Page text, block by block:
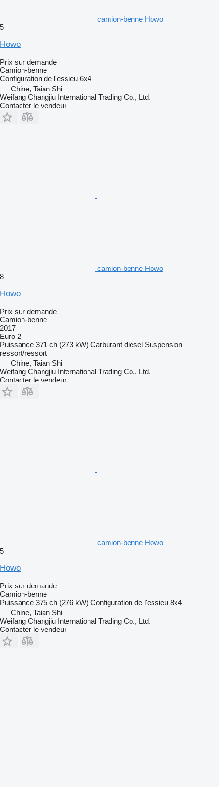
camion-benne Howo
5
Howo
Prix sur demande
Camion-benne
Configuration de l'essieu 6x4
Chine, Taian Shi
Weifang Changjiu International Trading Co., Ltd.
Contacter le vendeur
camion-benne Howo
8
Howo
Prix sur demande
Camion-benne
2017
Euro 2
Puissance 371 ch (273 kW) Carburant diesel Suspension
ressort/ressort
Chine, Taian Shi
Weifang Changjiu International Trading Co., Ltd.
Contacter le vendeur
camion-benne Howo
5
Howo
Prix sur demande
Camion-benne
Puissance 375 ch (276 kW) Configuration de l'essieu 8x4
Chine, Taian Shi
Weifang Changjiu International Trading Co., Ltd.
Contacter le vendeur